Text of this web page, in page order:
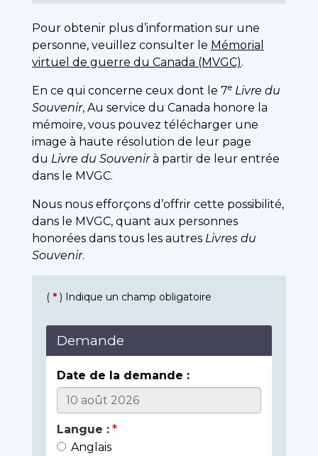
Pour obtenir plus d’information sur une
personne, veuillez consulter le Mémorial
virtuel de guerre du Canada (MVGC).
En ce qui concerne ceux dont le 7e Livre du
Souvenir, Au service du Canada honore la
mémoire, vous pouvez télécharger une
image à haute résolution de leur page
du Livre du Souvenirà partir de leur entrée
dans le MVGC.
Nous nous efforçons d’offrir cette possibilité,
dans le MVGC, quant aux personnes
honorées dans tous les autres Livres du
Souvenir.
( * ) Indique un champ obligatoire
Demande
Date de la demande :
Langue :
Anglais